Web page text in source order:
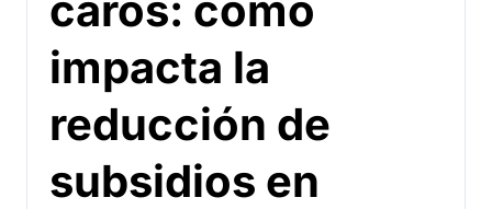
impacta la
reducción de
subsidios en